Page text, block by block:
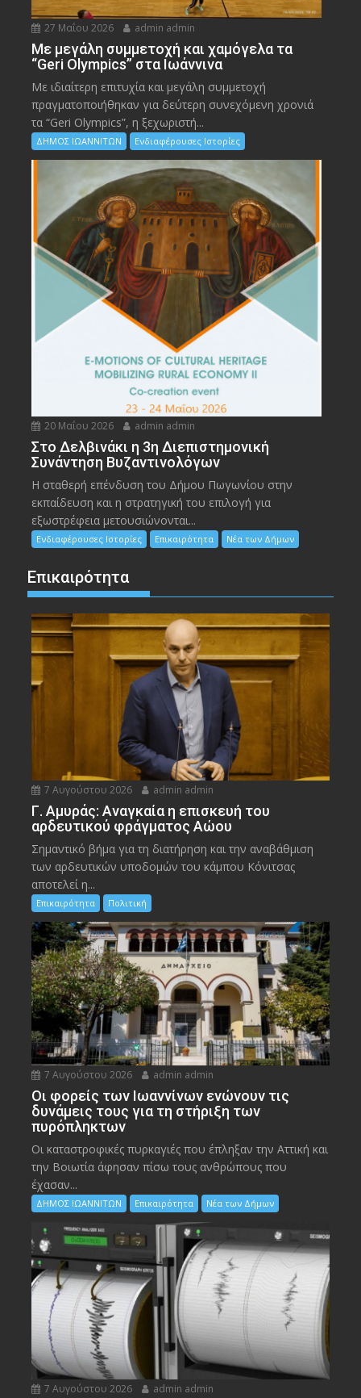
27 Μαΐου 2026 admin admin
Με μεγάλη συμμετοχή και χαμόγελα τα
“Geri Olympics” στα Ιωάννινα
Με ιδιαίτερη επιτυχία και μεγάλη συμμετοχή
πραγματοποιήθηκαν για δεύτερη συνεχόμενη χρονιά
τα “Geri Olympics”, η ξεχωριστή...
ΔΗΜΟΣ ΙΩΑΝΝΙΤΩΝ Ενδιαφέρουσες Ιστορίες
20 Μαΐου 2026 admin admin
Στο Δελβινάκι η 3η Διεπιστημονική
Συνάντηση Βυζαντινολόγων
Η σταθερή επένδυση του Δήμου Πωγωνίου στην
εκπαίδευση και η στρατηγική του επιλογή για
εξωστρέφεια μετουσιώνονται...
Ενδιαφέρουσες Ιστορίες Επικαιρότητα Νέα των Δήμων
Επικαιρότητα
7 Αυγούστου 2026 admin admin
Γ. Αμυράς: Αναγκαία η επισκευή του
αρδευτικού φράγματος Αώου
Σημαντικό βήμα για τη διατήρηση και την αναβάθμιση
των αρδευτικών υποδομών του κάμπου Κόνιτσας
αποτελεί η...
Επικαιρότητα Πολιτική
7 Αυγούστου 2026 admin admin
Οι φορείς των Ιωαννίνων ενώνουν τις
δυνάμεις τους για τη στήριξη των
πυρόπληκτων
Οι καταστροφικές πυρκαγιές που έπληξαν την Αττική και
την Bοιωτία άφησαν πίσω τους ανθρώπους που
έχασαν...
ΔΗΜΟΣ ΙΩΑΝΝΙΤΩΝ Επικαιρότητα Νέα των Δήμων
7 Αυγούστου 2026 admin admin